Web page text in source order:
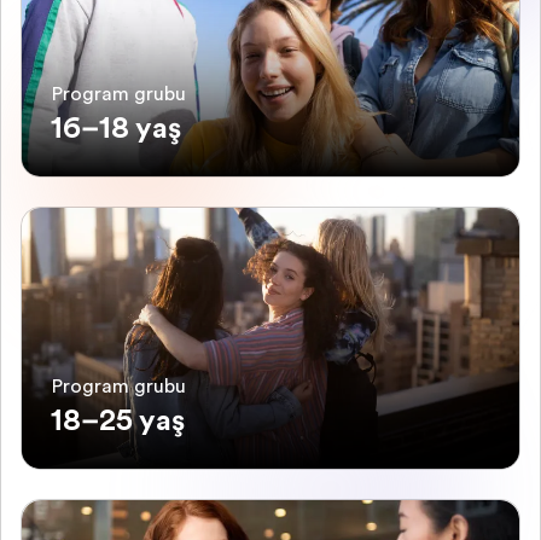
Program grubu
16–18 yaş
Program grubu
18–25 yaş